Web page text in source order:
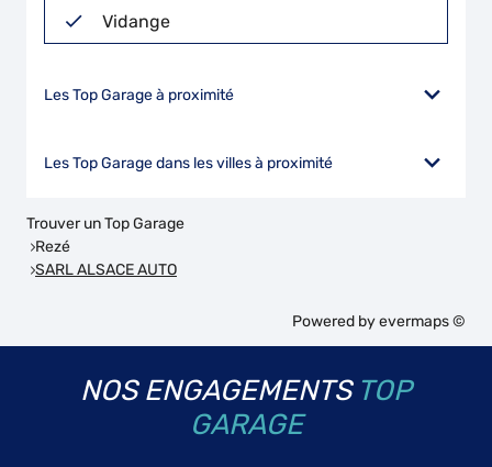
Vidange
Les Top Garage à proximité
Les Top Garage dans les villes à proximité
Trouver un Top Garage
Rezé
SARL ALSACE AUTO
Powered byevermaps ©
NOS ENGAGEMENTS TOP
GARAGE